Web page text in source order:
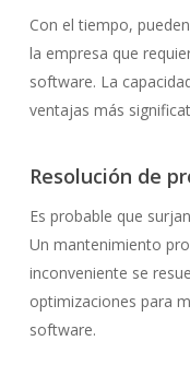
Con el tiempo,
la empresa que
software. La
ventajas más
Resolución de
Es probable que
Un mantenimiento
inconveniente se
optimizaciones para
software.